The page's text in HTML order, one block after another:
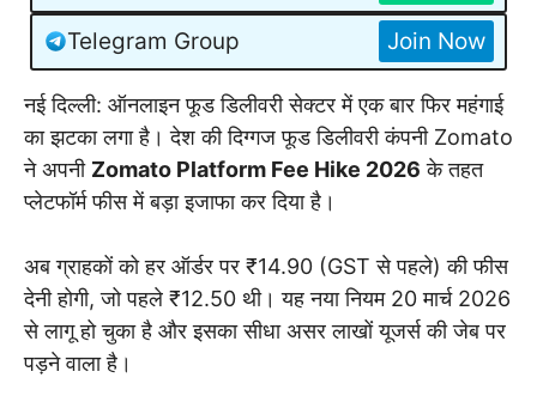
Telegram Group Join Now
नई दिल्ली: ऑनलाइन फूड डिलीवरी सेक्टर में एक बार फिर महंगाई
का झटका लगा है। देश की दिग्गज फूड डिलीवरी कंपनी Zomato
ने अपनी Zomato Platform Fee Hike 2026 के तहत
प्लेटफॉर्म फीस में बड़ा इजाफा कर दिया है।
अब ग्राहकों को हर ऑर्डर पर ₹14.90 (GST से पहले) की फीस
देनी होगी, जो पहले ₹12.50 थी। यह नया नियम 20 मार्च 2026
से लागू हो चुका है और इसका सीधा असर लाखों यूजर्स की जेब पर
पड़ने वाला है।